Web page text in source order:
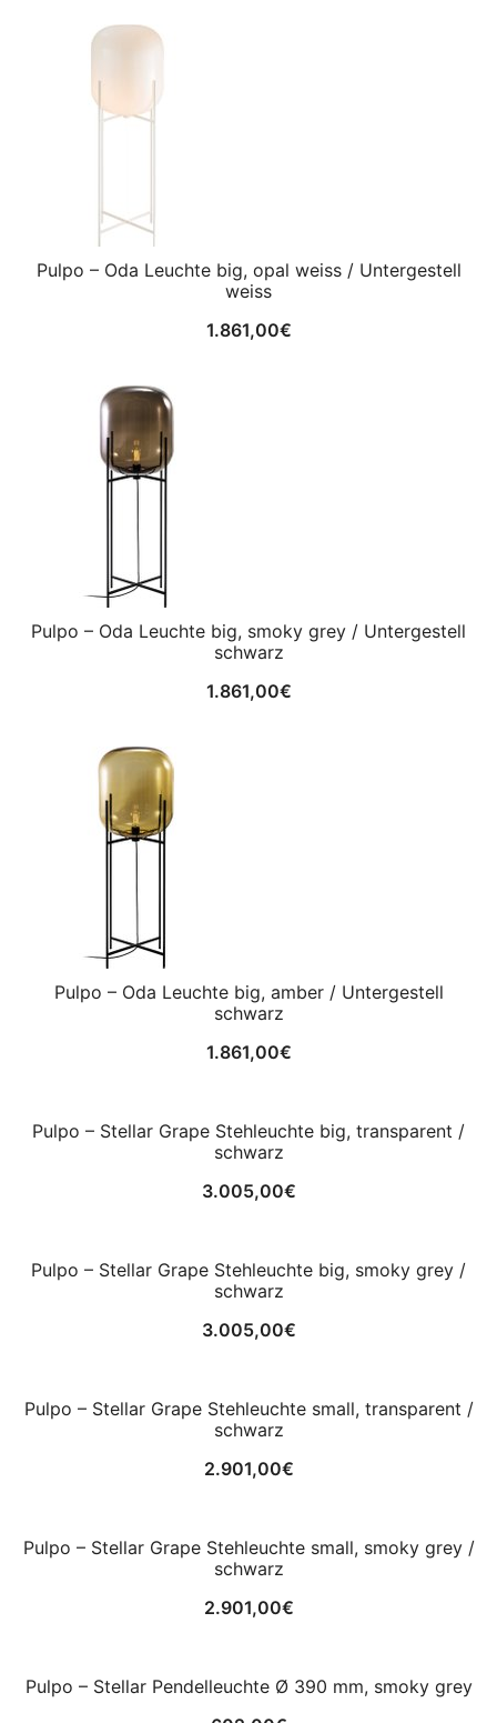
Pulpo – Oda Leuchte big, opal weiss / Untergestell
weiss
1.861,00€
Pulpo – Oda Leuchte big, smoky grey / Untergestell
schwarz
1.861,00€
Pulpo – Oda Leuchte big, amber / Untergestell
schwarz
1.861,00€
Pulpo – Stellar Grape Stehleuchte big, transparent /
schwarz
3.005,00€
Pulpo – Stellar Grape Stehleuchte big, smoky grey /
schwarz
3.005,00€
Pulpo – Stellar Grape Stehleuchte small, transparent /
schwarz
2.901,00€
Pulpo – Stellar Grape Stehleuchte small, smoky grey /
schwarz
2.901,00€
Pulpo – Stellar Pendelleuchte Ø 390 mm, smoky grey